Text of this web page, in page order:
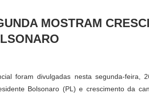
MOSTRAM
foram divulgadas nesta segunda-feira,
Bolsonaro (PL) e crescimento da